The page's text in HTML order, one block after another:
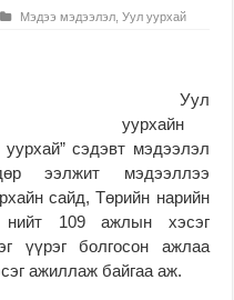
Мэдээ мэдээлэл ,Уул уурхай
Уул
уурхайн
сэдэвт мэдээлэл
ээлжит мэдээллээ
сайд, Төрийн нарийн
нийт 109 ажлын хэсэг
үүрэг болгосон ажлаа
ажиллаж байгаа аж.